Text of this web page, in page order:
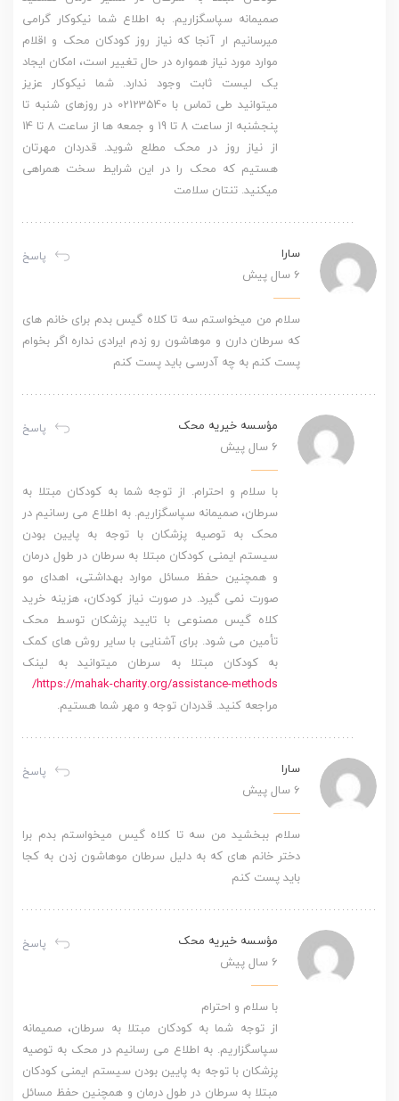
صمیمانه سپاسگزاریم. به اطلاع شما نیکوکار گرامی
میرسانیم ار آنجا که نیاز روز کودکان محک و اقلام
موارد مورد نیاز همواره در حال تغییر است، امکان ایجاد
یک لیست ثابت وجود ندارد. شما نیکوکار عزیز
میتوانید طی تماس با 02123540 در روزهای شنبه تا
پنجشنبه از ساعت 8 تا 19 و جمعه ها از ساعت 8 تا 14
از نیاز روز در محک مطلع شوید. قدردان مهرتان
هستیم که محک را در این شرایط سخت همراهی
میکنید. تنتان سلامت
پاسخ
سارا
6 سال پیش
سلام من میخواستم سه تا کلاه گیس بدم برای خانم های
که سرطان دارن و موهاشون رو زدم ایرادی نداره اگر بخوام
پست کنم به چه آدرسی باید پست کنم
پاسخ
مؤسسه خیریه محک
6 سال پیش
با سلام و احترام. از توجه شما به کودکان مبتلا به
سرطان، صمیمانه سپاسگزاریم. به اطلاع می رسانیم در
محک به توصیه پزشکان با توجه به پایین بودن
سیستم ایمنی کودکان مبتلا به سرطان در طول درمان
و همچنین حفظ مسائل موارد بهداشتی، اهدای مو
صورت نمی گیرد. در صورت نیاز کودکان، هزینه خرید
کلاه گیس مصنوعی با تایید پزشکان توسط محک
تأمین می شود. برای آشنایی با سایر روش های کمک
به کودکان مبتلا به سرطان میتوانید به لینک
https://mahak-charity.org/assistance-methods/
مراجعه کنید. قدردان توجه و مهر شما هستیم.
پاسخ
سارا
6 سال پیش
سلام ببخشید من سه تا کلاه گیس میخواستم بدم برا
دختر خانم های که به دلیل سرطان موهاشون زدن به کجا
باید پست کنم
پاسخ
مؤسسه خیریه محک
6 سال پیش
با سلام و احترام
از توجه شما به کودکان مبتلا به سرطان، صمیمانه
سپاسگزاریم. به اطلاع می رسانیم در محک به توصیه
پزشکان با توجه به پایین بودن سیستم ایمنی کودکان
مبتلا به سرطان در طول درمان و همچنین حفظ مسائل